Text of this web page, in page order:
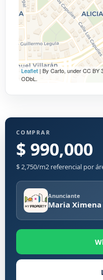
Leaflet | By Carto, under CC BY
ODbL.
COMPRAR
$ 990,000
$ 2,750/m2 referencial por
Anunciante
Maria